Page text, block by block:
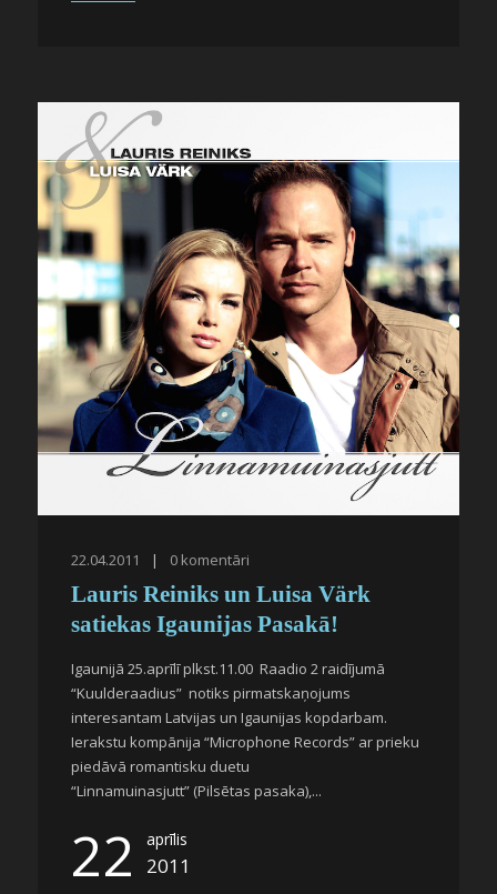
22.04.2011 | 0 komentāri
Lauris Reiniks un Luisa Värk
satiekas Igaunijas Pasakā!
Igaunijā 25.aprīlī plkst.11.00 Raadio 2 raidījumā
“Kuulderaadius” notiks pirmatskaņojums
interesantam Latvijas un Igaunijas kopdarbam.
Ierakstu kompānija “Microphone Records” ar prieku
piedāvā romantisku duetu
“Linnamuinasjutt” (Pilsētas pasaka),...
22 aprīlis
2011